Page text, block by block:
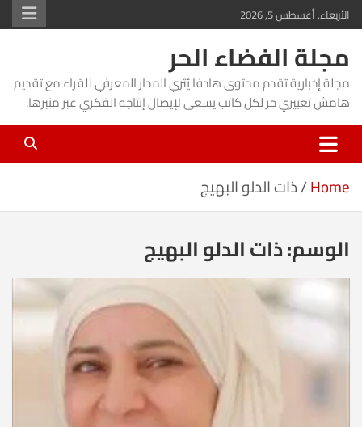
Skip
to
content
الأربعاء, أغسطس 5, 2026
مجلة الفضاء الحر
مجلة إخبارية تقدم محتوى هادفا يُثري المدار المعرفي للقراء مع تقديم
هامش تعبيري حر لكل كاتب يسعى لإيصال إنتاجه الفكري عبر منبرها.
Home ذات الدلو البهيج
الوسم:ذات الدلو البهيج